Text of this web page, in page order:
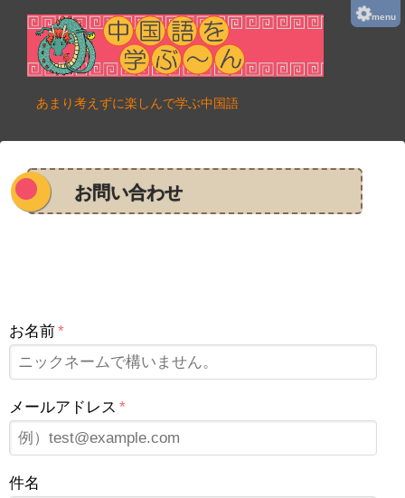
menu
あまり考えずに楽しんで学ぶ中国語
お問い合わせ
お名前*
メールアドレス *
件名